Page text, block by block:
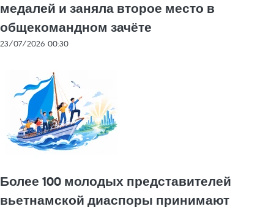
медалей и заняла второе место в
общекомандном зачёте
23/07/2026 00:30
Более 100 молодых представителей
вьетнамской диаспоры принимают